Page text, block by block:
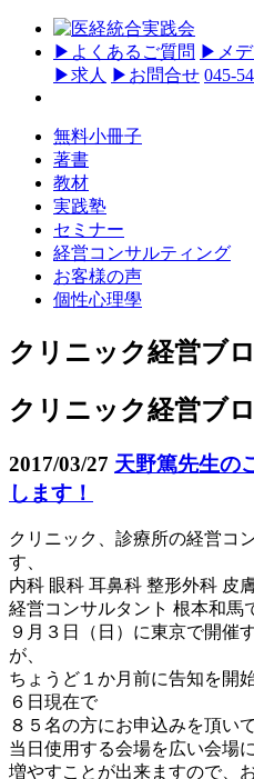
▶ よくあるご質問 ▶ メ
▶求人 ▶ お問合せ 045-
無料小冊子
著書
教材
実践塾
セミナー
経営コンサルティング
お客様の声
個性心理學
クリニック経営ブ
クリニック経営ブ
2017/03/27 天野篤先生の
します！
クリニック、診療所の経営コ
す、
内科 眼科 耳鼻科 整形外科 皮
経営コンサルタント 根本和馬
９月３日（日）に東京で開催
が、
ちょうど１か月前に告知を開
６日現在で
８５名の方にお申込みを頂い
当日使用する会場を広い会場
増やすことが出来ますので、